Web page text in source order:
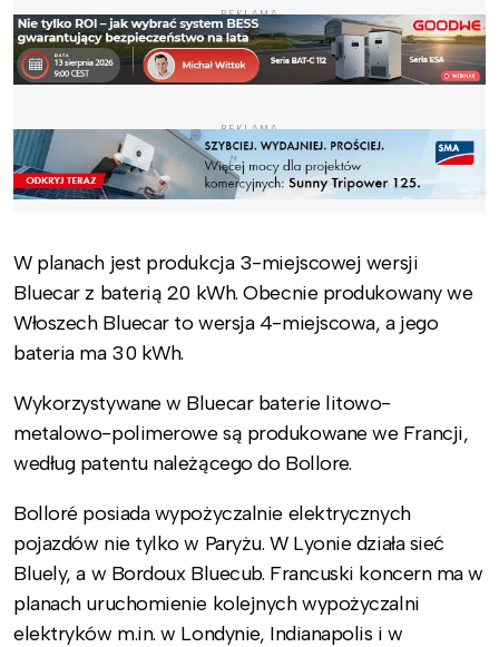
REKLAMA
REKLAMA
W planach jest produkcja 3-miejscowej wersji
Bluecar z baterią 20 kWh. Obecnie produkowany we
Włoszech Bluecar to wersja 4-miejscowa, a jego
bateria ma 30 kWh.
Wykorzystywane w Bluecar baterie litowo-
metalowo-polimerowe są produkowane we Francji,
według patentu należącego do Bollore.
Bolloré posiada wypożyczalnie elektrycznych
pojazdów nie tylko w Paryżu. W Lyonie działa sieć
Bluely, a w Bordoux Bluecub. Francuski koncern ma w
planach uruchomienie kolejnych wypożyczalni
elektryków m.in. w Londynie, Indianapolis i w